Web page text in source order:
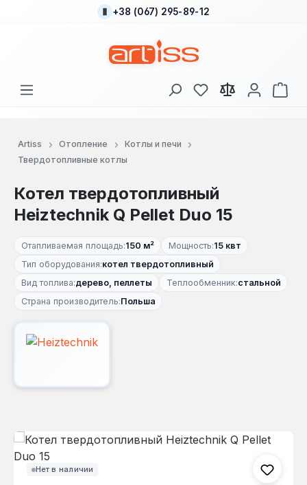
Перейти к основному содержанию
+38 (067) 295-89-12
У вас есть товары
В
Artiss Отопление
Котлы и печи
Твердотопливные котлы
Котел твердотопливный
Heiztechnik Q Pellet Duo 15
Отапливаемая площадь:150 м² Мощность:15 квт
Тип оборудования:котел твердотопливный
Вид топлива:дерево, пеллеты Теплообменник:стальной
Страна производитель:Польша
Нет в наличии
Пропустить галерею изображений